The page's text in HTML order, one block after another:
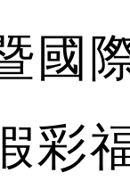
國
彩